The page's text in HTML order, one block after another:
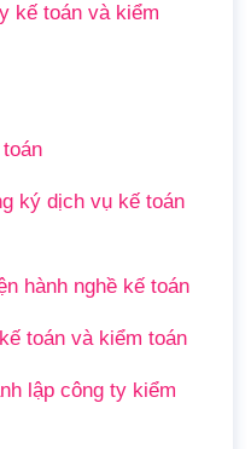
kế toán và kiểm
ký dịch vụ kế toán
hành nghề kế toán
toán và kiểm toán
lập công ty kiểm